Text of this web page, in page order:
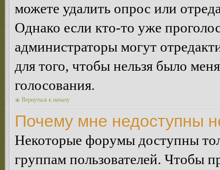
можете удалить опрос или
Однако если кто-то уже
администраторы могут
для того, чтобы нельзя было
голосования.
Вернуться к началу
Почему мне недоступны
Некоторые форумы доступны
группам пользователей. Чтобы